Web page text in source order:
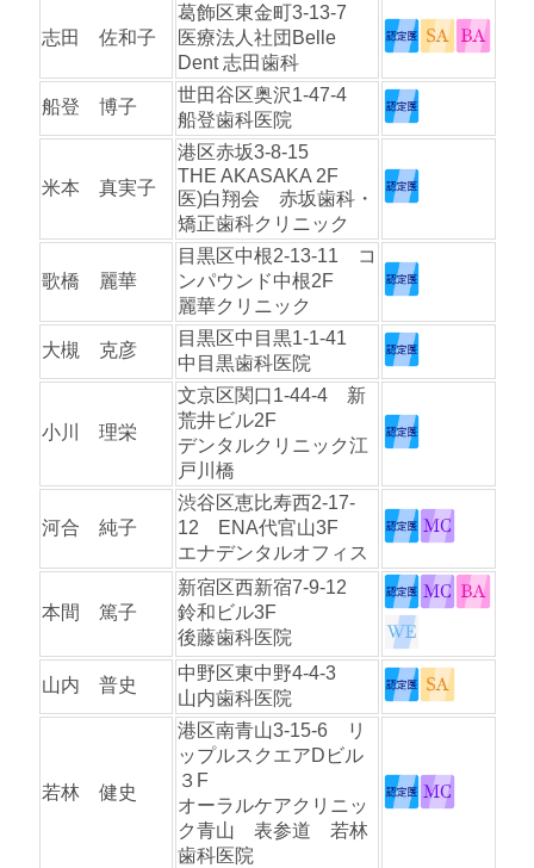
志田 佐和子
葛飾区東金町3-13-7
医療法人社団Belle
Dent 志田歯科
船登 博子
世田谷区奥沢1-47-4
船登歯科医院
米本 真実子
港区赤坂3-8-15
THE AKASAKA 2F
医)白翔会 赤坂歯科・
矯正歯科クリニック
歌橋 麗華
目黒区中根2-13-11 コ
ンパウンド中根2F
麗華クリニック
大槻 克彦
目黒区中目黒1-1-41
中目黒歯科医院
小川 理栄
文京区関口1-44-4 新
荒井ビル2F
デンタルクリニック江
戸川橋
河合 純子
渋谷区恵比寿西2-17-
12 ENA代官山3F
エナデンタルオフィス
本間 篤子
新宿区西新宿7-9-12
鈴和ビル3F
後藤歯科医院
山内 普史
中野区東中野4-4-3
山内歯科医院
若林 健史
港区南青山3-15-6 リ
ップルスクエアDビル
３F
オーラルケアクリニッ
ク青山 表参道 若林
歯科医院